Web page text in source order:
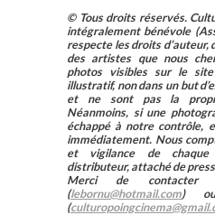
© Tous droits réservés.
intégralement bénévole
respecte les droits d’auteur,
des artistes que nous
photos visibles sur le
illustratif, non dans un but
et ne sont pas la
Néanmoins, si une
échappé à notre contrôle,
immédiatement. Nous
et vigilance de
distributeur, attaché de
Merci de contacter
(lebornu@hotmail.com) ou
(